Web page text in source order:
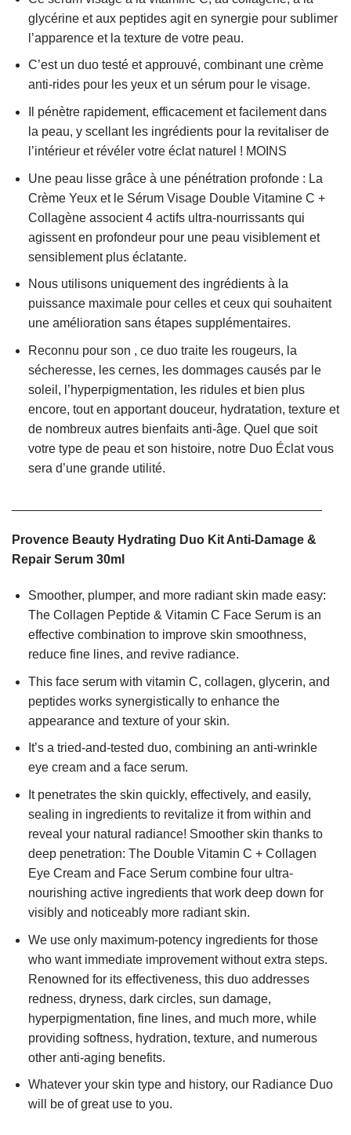
glycérine et aux peptides agit en synergie pour sublimer
l’apparence et la texture de votre peau.
C’est un duo testé et approuvé, combinant une crème
anti-rides pour les yeux et un sérum pour le visage.
Il pénètre rapidement, efficacement et facilement dans
la peau, y scellant les ingrédients pour la revitaliser de
l’intérieur et révéler votre éclat naturel ! MOINS
Une peau lisse grâce à une pénétration profonde : La
Crème Yeux et le Sérum Visage Double Vitamine C +
Collagène associent 4 actifs ultra-nourrissants qui
agissent en profondeur pour une peau visiblement et
sensiblement plus éclatante.
Nous utilisons uniquement des ingrédients à la
puissance maximale pour celles et ceux qui souhaitent
une amélioration sans étapes supplémentaires.
Reconnu pour son , ce duo traite les rougeurs, la
sécheresse, les cernes, les dommages causés par le
soleil, l’hyperpigmentation, les ridules et bien plus
encore, tout en apportant douceur, hydratation, texture et
de nombreux autres bienfaits anti-âge. Quel que soit
votre type de peau et son histoire, notre Duo Éclat vous
sera d’une grande utilité.
Provence Beauty Hydrating Duo Kit Anti-Damage &
Repair Serum 30ml
Smoother, plumper, and more radiant skin made easy:
The Collagen Peptide & Vitamin C Face Serum is an
effective combination to improve skin smoothness,
reduce fine lines, and revive radiance.
This face serum with vitamin C, collagen, glycerin, and
peptides works synergistically to enhance the
appearance and texture of your skin.
It’s a tried-and-tested duo, combining an anti-wrinkle
eye cream and a face serum.
It penetrates the skin quickly, effectively, and easily,
sealing in ingredients to revitalize it from within and
reveal your natural radiance! Smoother skin thanks to
deep penetration: The Double Vitamin C + Collagen
Eye Cream and Face Serum combine four ultra-
nourishing active ingredients that work deep down for
visibly and noticeably more radiant skin.
We use only maximum-potency ingredients for those
who want immediate improvement without extra steps.
Renowned for its effectiveness, this duo addresses
redness, dryness, dark circles, sun damage,
hyperpigmentation, fine lines, and much more, while
providing softness, hydration, texture, and numerous
other anti-aging benefits.
Whatever your skin type and history, our Radiance Duo
will be of great use to you.